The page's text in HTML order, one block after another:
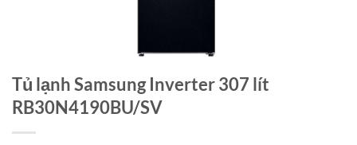
Tủ lạnh Samsung Inverter 307 lít
RB30N4190BU/SV